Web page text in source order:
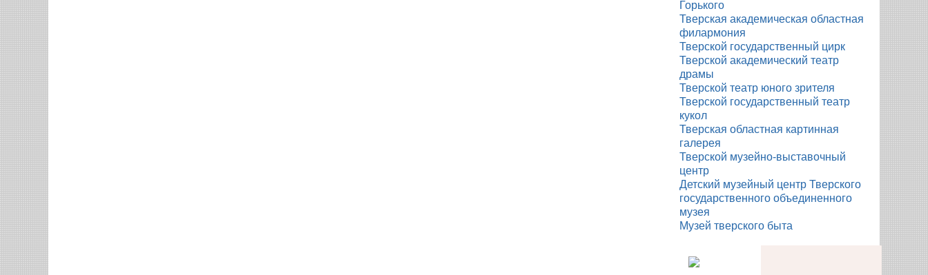
Горького
Тверская академическая областная
филармония
Тверской государственный цирк
Тверской академический театр
драмы
Тверской театр юного зрителя
Тверской государственный театр
кукол
Тверская областная картинная
галерея
Тверской музейно-выставочный
центр
Детский музейный центр Тверского
государственного объединенного
музея
Музей тверского быта